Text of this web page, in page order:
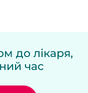
до лікаря,
час